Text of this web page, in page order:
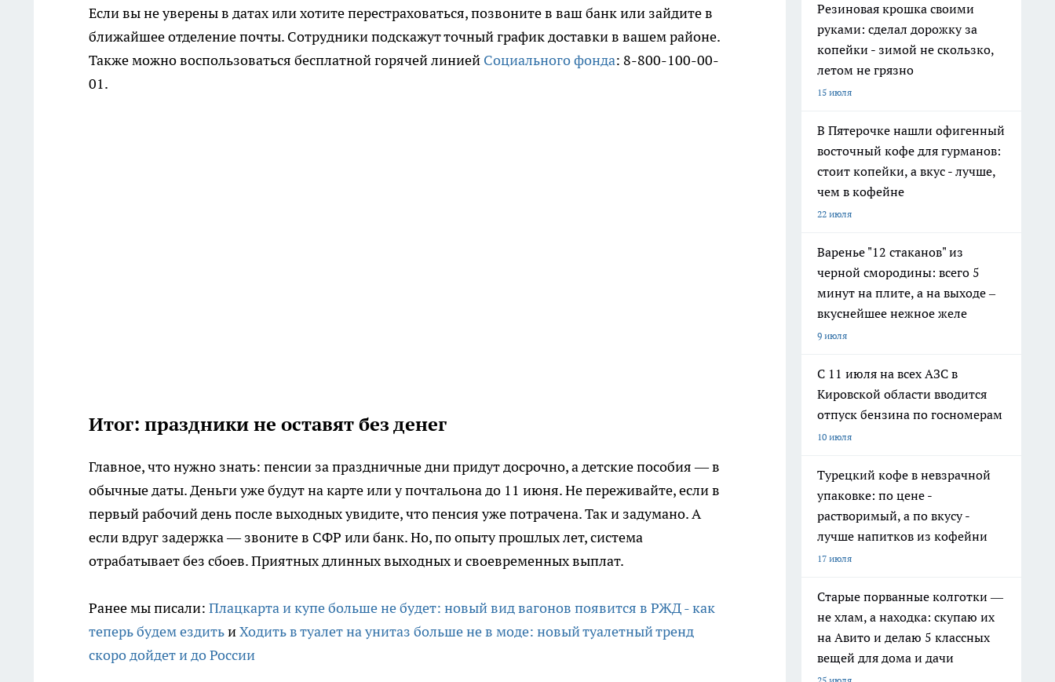
Если вы не уверены в датах или хотите перестраховаться, позвоните в ваш банк или зайдите в
ближайшее отделение почты. Сотрудники подскажут точный график доставки в вашем районе.
Также можно воспользоваться бесплатной горячей линией Социального фонда: 8-800-100-00-
01.
Итог: праздники не оставят без денег
Главное, что нужно знать: пенсии за праздничные дни придут досрочно, а детские пособия — в
обычные даты. Деньги уже будут на карте или у почтальона до 11 июня. Не переживайте, если в
первый рабочий день после выходных увидите, что пенсия уже потрачена. Так и задумано. А
если вдруг задержка — звоните в СФР или банк. Но, по опыту прошлых лет, система
отрабатывает без сбоев. Приятных длинных выходных и своевременных выплат.
Ранее мы писали: Плацкарта и купе больше не будет: новый вид вагонов появится в РЖД - как
теперь будем ездитьиХодить в туалет на унитаз больше не в моде: новый туалетный тренд
скоро дойдет и до России
Резиновая крошка своими
руками: сделал дорожку за
копейки - зимой не скользко,
летом не грязно
15 июля
В Пятерочке нашли офигенный
восточный кофе для гурманов:
стоит копейки, а вкус - лучше,
чем в кофейне
22 июля
Варенье "12 стаканов" из
черной смородины: всего 5
минут на плите, а на выходе –
вкуснейшее нежное желе
9 июля
С 11 июля на всех АЗС в
Кировской области вводится
отпуск бензина по госномерам
10 июля
Турецкий кофе в невзрачной
упаковке: по цене -
растворимый, а по вкусу -
лучше напитков из кофейни
17 июля
Старые порванные колготки —
не хлам, а находка: скупаю их
на Авито и делаю 5 классных
вещей для дома и дачи